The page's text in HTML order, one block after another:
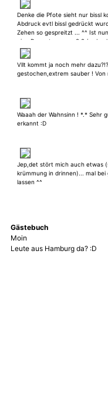
Denke die Pfote sieht nur bissl
Abdruck evtl bissl gedrückt
Zehen so gespreitzt ... ^^ Ist
eine Bewertung von 2,2
absolut nicht gerechtfertigt !
Sache....hab ne Ratte im
Vllt kommt ja noch mehr
gestochen,extrem sauber ! Von
Waaah der Wahnsinn ! *.* Sehr
erkannt :D
Jep,det stört mich auch etwas
krümmung in drinnen)... mal
lassen ^^
Gästebuch
Moin
Leute aus Hamburg da? :D